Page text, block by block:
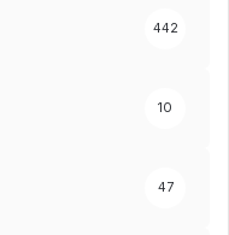
442
10
47